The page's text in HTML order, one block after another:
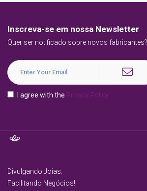
Inscreva-se em nossa Newsletter
Quer ser notificado sobre novos
I agree with the Privacy Policy
Divulgando Joias.
Facilitando Negócios!